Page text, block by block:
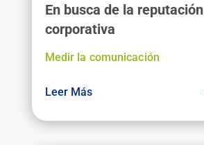
En busca de la reputación
corporativa
Medir la comunicación
Leer Más